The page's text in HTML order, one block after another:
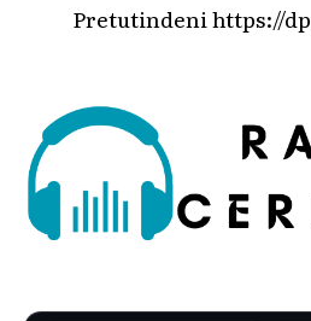
Pretutindeni https://